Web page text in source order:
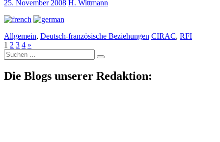
25. November 2008 H. Wittmann
Allgemein, Deutsch-französische Beziehungen CIRAC, RFI
1 2 3 4 »
Suche
nach:
Die Blogs unserer Redaktion: